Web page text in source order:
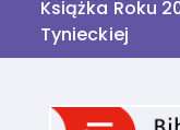
Książka Roku
Tynieckiej